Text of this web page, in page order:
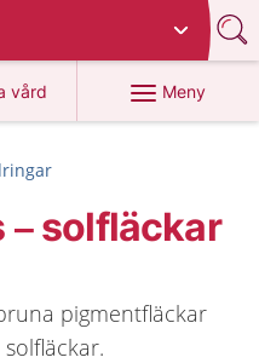
vård
1177.se
Meny
– solfläckar
pigmentfläckar